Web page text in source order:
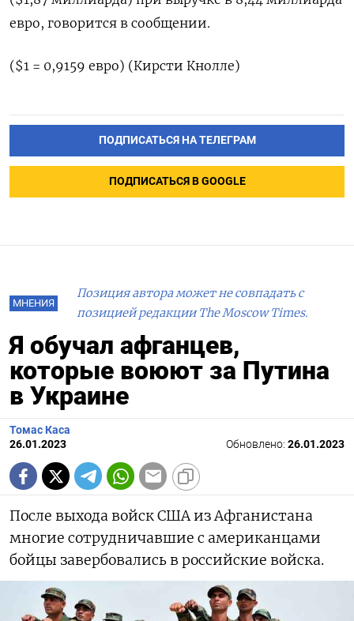
евро, говорится в сообщении.
($1 = 0,9159 евро) (Кирсти Кнолле)
ПОДПИСАТЬСЯ НА ТЕЛЕГРАМ
ПОДПИСАТЬСЯ В GOOGLE
МНЕНИЯ
Позиция автора может не совпадать с
позицией редакции The Moscow Times.
Я обучал афганцев,
которые воюют за Путина
в Украине
Томас Каса
26.01.2023
Обновлено: 26.01.2023
После выхода войск США из Афганистана
многие сотрудничавшие с американцами
бойцы завербовались в российские войска.